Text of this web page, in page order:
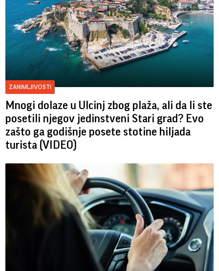
ZANIMLJIVOSTI
Mnogi dolaze u Ulcinj zbog plaža, ali da li ste
posetili njegov jedinstveni Stari grad? Evo
zašto ga godišnje posete stotine hiljada
turista (VIDEO)